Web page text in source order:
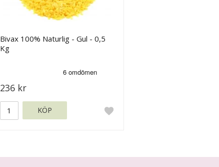
Bivax 100% Naturlig - Gul - 0,5
Kg
236 kr
KÖP